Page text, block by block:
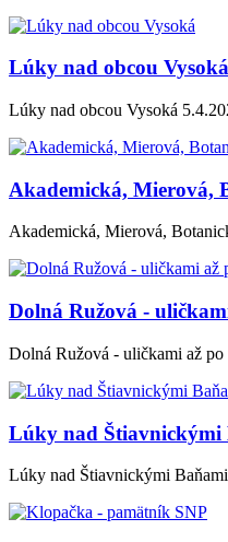
Lúky nad obcou Vysoká
Lúky nad obcou Vysoká
Akademická, Mierová,
Akademická, Mierová,
Dolná Ružová -
Dolná Ružová - uličkami až po
Lúky nad Štiavnickými
Lúky nad Štiavnickými